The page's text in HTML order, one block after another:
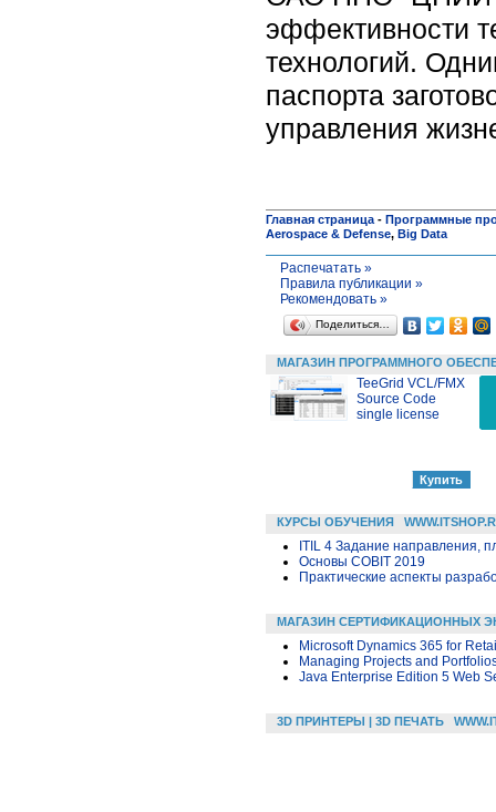
эффективности
технологий.
паспорта
управления
Главная страница - Программные
Aerospace & Defense, Big Data
Распечатать »
Правила публикации »
Рекомендовать »
Поделиться…
МАГАЗИН ПРОГРАММНОГО
TeeGrid VCL/FMX
Source Code
single license
КУРСЫ ОБУЧЕНИЯ
ITIL 4 Задание направления,
Основы COBIT 2019
Практические аспекты
МАГАЗИН СЕРТИФИКАЦИОННЫХ
Microsoft Dynamics 365 for
Managing Projects and
Java Enterprise Edition 5 Web
3D ПРИНТЕРЫ | 3D ПЕЧАТЬ